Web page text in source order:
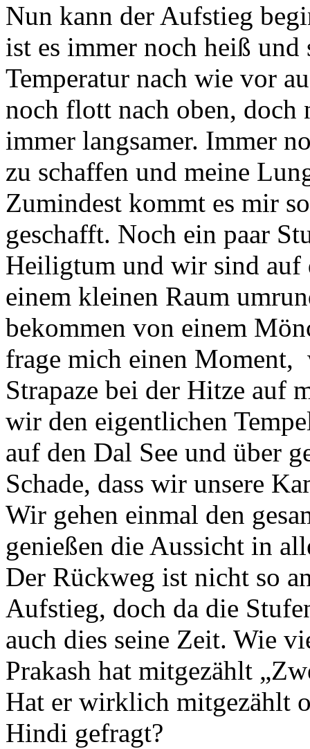
Nun kann der Aufstieg
ist es immer noch heiß
Temperatur nach wie vor
noch flott nach oben, doch
immer langsamer. Immer
zu schaffen und meine
Zumindest kommt es mir
geschafft. Noch ein paar
Heiligtum und wir sind auf
einem kleinen Raum
bekommen von einem
frage mich einen
Strapaze bei der Hitze auf
wir den eigentlichen
auf den Dal See und über
Schade, dass wir unsere
Wir gehen einmal den
genießen die Aussicht in
Der Rückweg ist nicht so
Aufstieg, doch da die
auch dies seine Zeit. Wie
Prakash hat mitgezählt
Hat er wirklich mitgezählt
Hindi gefragt?